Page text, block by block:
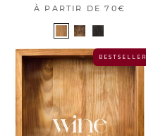
À PARTIR DE70€
B E S T S E L L E R